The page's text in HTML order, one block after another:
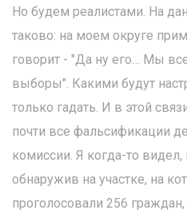
Но будем реалистами. На
таково: на моем округе
говорит - "Да ну его… Мы
выборы". Какими будут
только гадать. И в этой
почти все фальсификации
комиссии. Я когда-то видел,
обнаружив на участке, на
проголосовали 256